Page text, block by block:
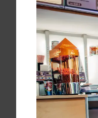
Krankheitsbilder
Reisen
Sport